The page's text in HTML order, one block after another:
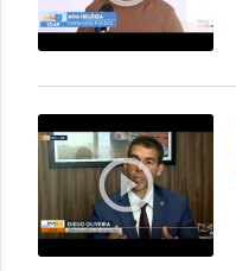
play_circle_outline